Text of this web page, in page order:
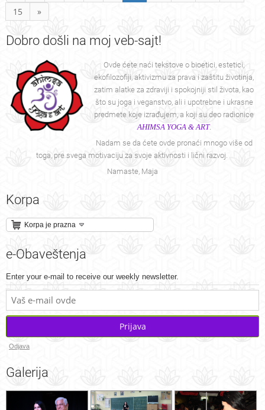
15
»
Dobro došli na moj veb-sajt!
Ovde ćete naći tekstove o bioetici, estetici,
ekofilozofiji, aktivizmu za prava i zaštitu životinja,
zatim alatke za zdraviji i spokojniji stil života, kao
što su joga i veganstvo, ali i upotrebne i ukrasne
predmete koje izrađujem, a koji su deo radionice
AHIMSA YOGA & ART.
Nadam se da ćete ovde pronaći mnogo više od
toga, pre svega motivaciju za svoje aktivnosti i lični razvoj.
Namaste, Maja
Korpa
Korpa je prazna
e-Obaveštenja
Enter your e-mail to receive our weekly newsletter.
Prijava
Odjava
Galerija